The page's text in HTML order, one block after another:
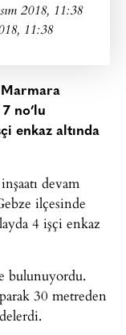
2018, 11:38
11:38
Marmara
no’lu
enkaz altında
devam
ilçesinde
4 işçi enkaz
bulunuyordu.
30 metreden